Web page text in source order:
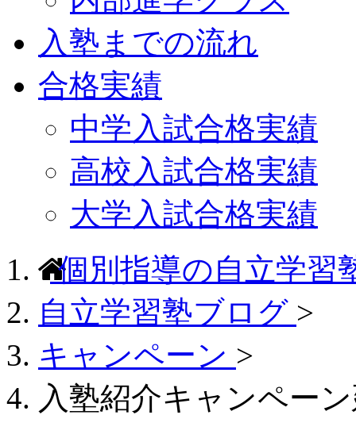
入塾までの流れ
合格実績
中学入試合格実績
高校入試合格実績
大学入試合格実績
個別指導の自立学習
自立学習塾ブログ >
キャンペーン >
入塾紹介キャンペー